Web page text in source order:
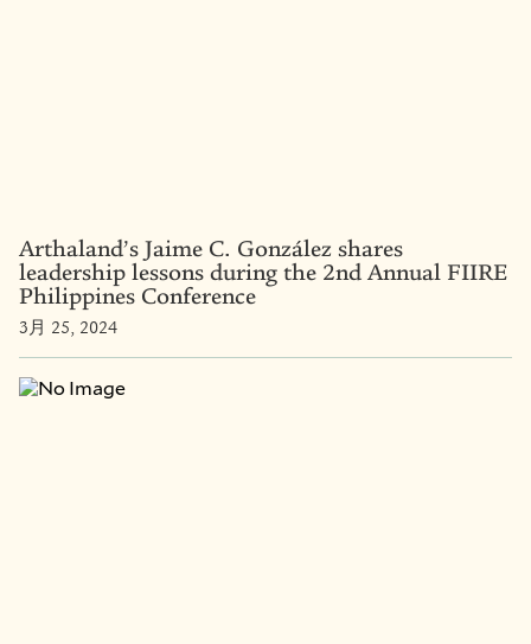
Arthaland’s Jaime C. González shares
leadership lessons during the 2nd Annual FIIRE
Philippines Conference
3月 25, 2024